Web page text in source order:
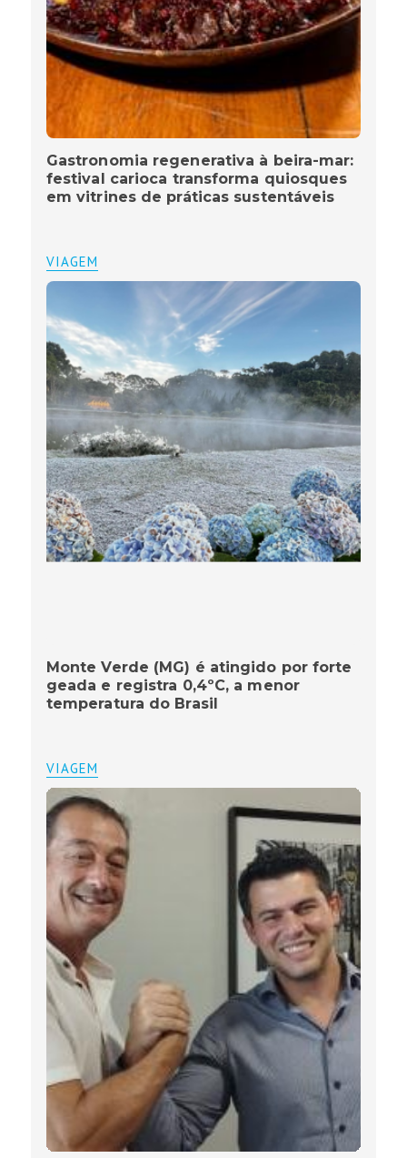
Gastronomia regenerativa à beira-mar:
festival carioca transforma quiosques
em vitrines de práticas sustentáveis
VIAGEM
Monte Verde (MG) é atingido por forte
geada e registra 0,4ºC, a menor
temperatura do Brasil
VIAGEM